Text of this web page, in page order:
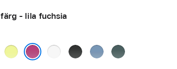
färg - lila fuchsia
neongul vit svart vinterblåblågrön